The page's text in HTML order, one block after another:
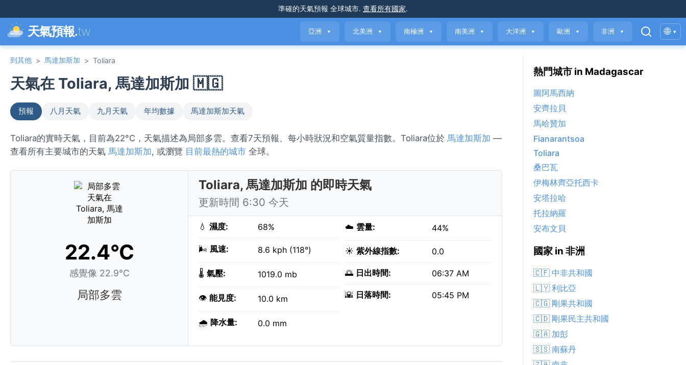
準確的天氣預報 全球城市. 查看所有國家.
天氣預報.tw 亞洲 ▼ 北美洲 ▼ 南極洲 ▼ 南美洲 ▼ 大洋洲 ▼ 歐洲 ▼ 非洲 ▼ 🌐 ▾
到其他 > 馬達加斯加 > Toliara
天氣在 Toliara, 馬達加斯加 🇲🇬
預報 八月天氣 九月天氣 年均數據 馬達加斯加天氣
Toliara的實時天氣，目前為22°C，天氣描述為局部多雲。查看7天預報、每小時狀況和空氣質量指數。Toliara位於 馬達加斯加 —
查看所有主要城市的天氣 馬達加斯加, 或瀏覽 目前最熱的城市 全球。
22.4°C
感覺像 22.9°C
局部多雲
Toliara, 馬達加斯加 的即時天氣
更新時間 6:30 今天
💧 濕度: 68%
🌬️ 風速: 8.6 kph (118°)
🌡️ 氣壓: 1019.0 mb
👁️ 能見度: 10.0 km
🌧️ 降水量: 0.0 mm
☁️ 雲量: 44%
☀️ 紫外線指數: 0.0
🌅 日出時間: 06:37 AM
🌇 日落時間: 05:45 PM
熱門城市 in Madagascar
圖阿馬西納
安齊拉貝
馬哈贊加
Fianarantsoa
Toliara
桑巴瓦
伊梅林齊亞托西卡
安塔拉哈
托拉納羅
安布文貝
國家 in 非洲
🇨🇫 中非共和國
🇱🇾 利比亞
🇨🇬 剛果共和國
🇨🇩 剛果民主共和國
🇬🇦 加彭
🇸🇸 南蘇丹